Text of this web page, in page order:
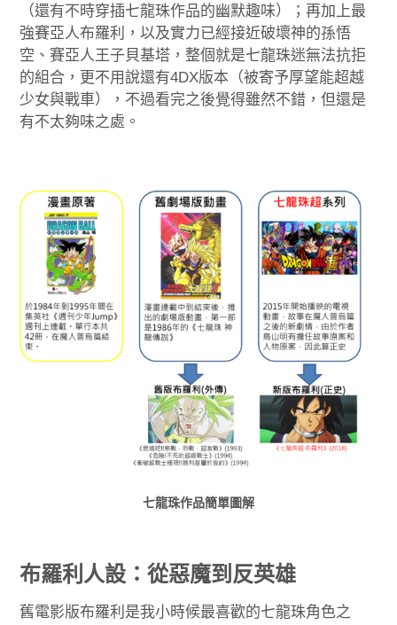
（還有不時穿插七龍珠作品的幽默趣味）；再加上最
強賽亞人布羅利，以及實力已經接近破壞神的孫悟
空、賽亞人王子貝基塔，整個就是七龍珠迷無法抗拒
的組合，更不用說還有4DX版本（被寄予厚望能超越
少女與戰車），不過看完之後覺得雖然不錯，但還是
有不太夠味之處。
七龍珠作品簡單圖解
布羅利人設：從惡魔到反英雄
舊電影版布羅利是我小時候最喜歡的七龍珠角色之